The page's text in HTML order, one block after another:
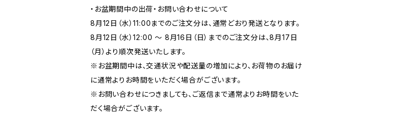
・お盆期間中の出荷・お問い合わせについて
8月12日（水）11:00までのご注文分は、通常どおり発送となります。
8月12日（水）12:00 ～ 8月16日（日）までのご注文分は、8月17日
（月）より順次発送いたします。
※お盆期間中は、交通状況や配送量の増加により、お荷物のお届け
に通常よりお時間をいただく場合がございます。
※お問い合わせにつきましても、ご返信まで通常よりお時間をいた
だく場合がございます。